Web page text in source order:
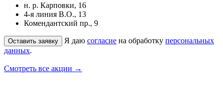
н. р. Карповки, 16
4-я линия В.О., 13
Комендантский пр., 9
Я даю согласие на обработку персональных
данных.
Смотреть все акции →